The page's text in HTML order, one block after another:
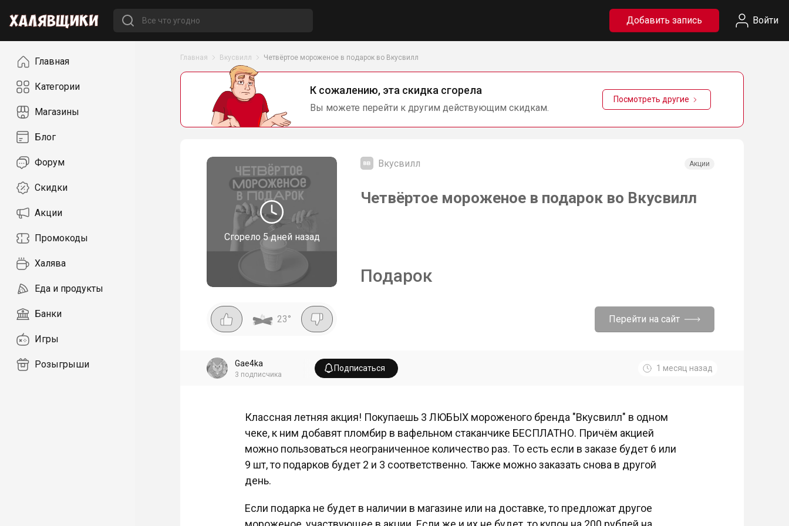
Добавить запись Войти
НавигацияГлавная
Категории
Магазины
Блог
Форум
Скидки
Акции
Промокоды
Халява
Еда и продукты
Банки
Игры
Розыгрыши
Главная Вкусвилл Четвёртое мороженое в подарок во Вкусвилл
К сожалению, эта скидка сгорела
Вы можете перейти к другим действующим скидкам.
Посмотреть другие
Сгорело5 дней назад
Вкусвилл Акции
Четвёртое мороженое в подарок во Вкусвилл
Подарок
23° Перейти на сайт
Gae4ka
3 подписчика
Подписаться 1 месяц назад
Классная летняя акция! Покупаешь 3 ЛЮБЫХ мороженого бренда "Вкусвилл" в одном
чеке, к ним добавят пломбир в вафельном стаканчике БЕСПЛАТНО. Причём акцией
можно пользоваться неограниченное количество раз. То есть если в заказе будет 6 или
9 шт, то подарков будет 2 и 3 соответственно. Также можно заказать снова в другой
день.
Если подарка не будет в наличии в магазине или на доставке, то предложат другое